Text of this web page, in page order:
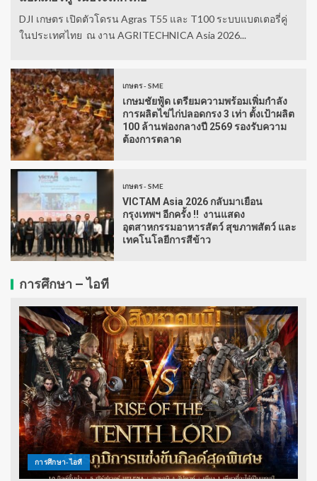
DJI เกษตร เปิดตัวโดรน Agras T55 และ T100 ระบบแบตเตอรี่คู่
ในประเทศไทย ณ งาน AGRITECHNICA Asia 2026...
เกษตร - SME
เกษมชัยฟู้ด เตรียมความพร้อมเพิ่มกำลัง
การผลิตไข่ไก่ปลอดกรง 3 เท่า ตั้งเป้าผลิต
100 ล้านฟองกลางปี 2569 รองรับความ
ต้องการตลาด
เกษตร - SME
VICTAM Asia 2026 กลับมาเยือน
กรุงเทพฯ อีกครั้ง !! งานแสดง
อุตสาหกรรมอาหารสัตว์ สุขภาพสัตว์ และ
เทคโนโลยีการสีข้าว
การศึกษา – ไอที
การศึกษา-ไอที